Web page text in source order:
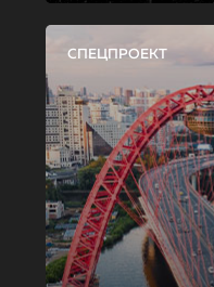
СПЕЦПРОЕКТ